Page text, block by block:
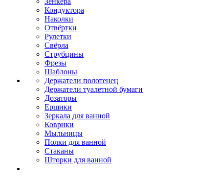
Кондуктора
Наколки
Отвёртки
Рулетки
Свёрла
Струбцины
Фрезы
Шаблоны
Держатели полотенец
Держатели туалетной бумаги
Дозаторы
Ершики
Зеркала для ванной
Коврики
Мыльницы
Полки для ванной
Стаканы
Шторки для ванной